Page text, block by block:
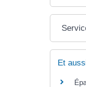
Et